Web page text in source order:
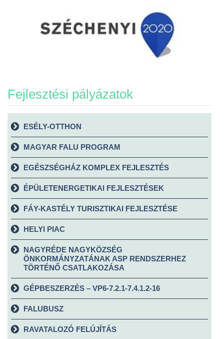
Fejlesztési pályázatok
ESÉLY-OTTHON
MAGYAR FALU PROGRAM
EGÉSZSÉGHÁZ KOMPLEX FEJLESZTÉS
ÉPÜLETENERGETIKAI FEJLESZTÉSEK
FÁY-KASTÉLY TURISZTIKAI FEJLESZTÉSE
HELYI PIAC
NAGYRÉDE NAGYKÖZSÉG
ÖNKORMÁNYZATÁNAK ASP RENDSZERHEZ
TÖRTÉNŐ CSATLAKOZÁSA
GÉPBESZERZÉS – VP6-7.2.1-7.4.1.2-16
FALUBUSZ
RAVATALOZÓ FELÚJÍTÁS